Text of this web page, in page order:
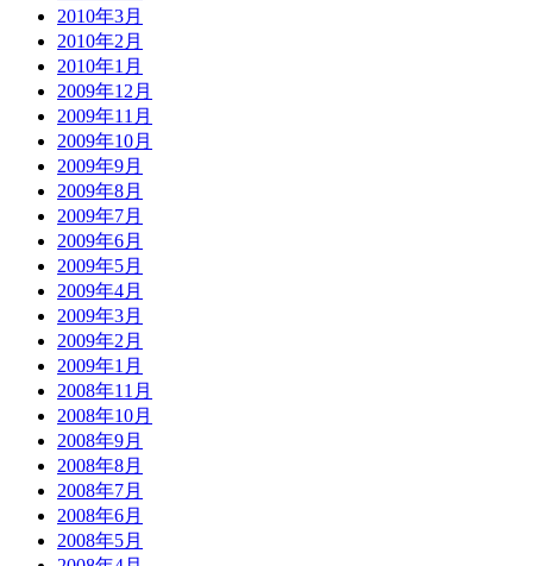
2010年3月
2010年2月
2010年1月
2009年12月
2009年11月
2009年10月
2009年9月
2009年8月
2009年7月
2009年6月
2009年5月
2009年4月
2009年3月
2009年2月
2009年1月
2008年11月
2008年10月
2008年9月
2008年8月
2008年7月
2008年6月
2008年5月